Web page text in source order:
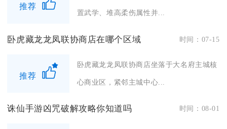
推荐
置武学、堆高柔伤属性并...
卧虎藏龙龙凤联协商店在哪个区域 时间：07-15
推荐
卧虎藏龙龙凤联协商店坐落于大名府主城核
心商业区，紧邻主城中心...
诛仙手游凶咒破解攻略你知道吗 时间：08-01